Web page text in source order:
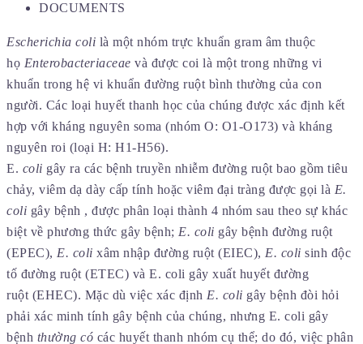
DOCUMENTS
Escherichia coli là một nhóm trực khuẩn gram âm thuộc
họ Enterobacteriaceae và được coi là một trong những vi
khuẩn trong hệ vi khuẩn đường ruột bình thường của con
người. Các loại huyết thanh học của chúng được xác định kết
hợp với kháng nguyên soma (nhóm O: O1-O173) và kháng
nguyên roi (loại H: H1-H56).
E. coli gây ra các bệnh truyền nhiễm đường ruột bao gồm tiêu
chảy, viêm dạ dày cấp tính hoặc viêm đại tràng được gọi là E.
coli gây bệnh , được phân loại thành 4 nhóm sau theo sự khác
biệt về phương thức gây bệnh; E. coli gây bệnh đường ruột
(EPEC), E. coli xâm nhập đường ruột (EIEC), E. coli sinh độc
tố đường ruột (ETEC) và E. coli gây xuất huyết đường
ruột (EHEC). Mặc dù việc xác định E. coli gây bệnh đòi hỏi
phải xác minh tính gây bệnh của chúng, nhưng E. coli gây
bệnh thường có các huyết thanh nhóm cụ thể; do đó, việc phân